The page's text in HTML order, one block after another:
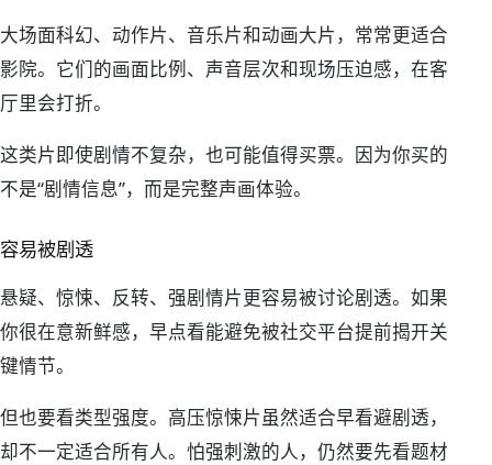
大场面科幻、动作片、音乐片和动画大片，常常更适合
影院。它们的画面比例、声音层次和现场压迫感，在客
厅里会打折。
这类片即使剧情不复杂，也可能值得买票。因为你买的
不是“剧情信息”，而是完整声画体验。
容易被剧透
悬疑、惊悚、反转、强剧情片更容易被讨论剧透。如果
你很在意新鲜感，早点看能避免被社交平台提前揭开关
键情节。
但也要看类型强度。高压惊悚片虽然适合早看避剧透，
却不一定适合所有人。怕强刺激的人，仍然要先看题材